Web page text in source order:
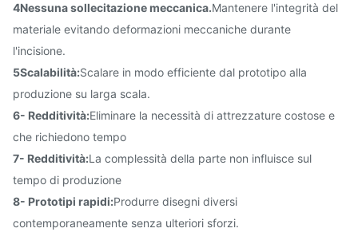
4Nessuna sollecitazione meccanica.Mantenere l'integrità del
materiale evitando deformazioni meccaniche durante
l'incisione.
5Scalabilità:Scalare in modo efficiente dal prototipo alla
produzione su larga scala.
6- Redditività:Eliminare la necessità di attrezzature costose e
che richiedono tempo
7- Redditività:La complessità della parte non influisce sul
tempo di produzione
8- Prototipi rapidi:Produrre disegni diversi
contemporaneamente senza ulteriori sforzi.